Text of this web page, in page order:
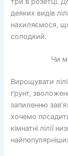
деяких видів
нахиляємося,
солодкий.
Чи
Вирощувати
ґрунт,
запиленню
хочемо
кімнатні лілії